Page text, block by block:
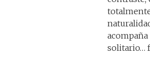
solitario…